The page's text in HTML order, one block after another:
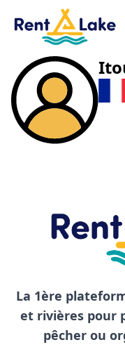
La 1ère
et rivières pour
pêcher ou